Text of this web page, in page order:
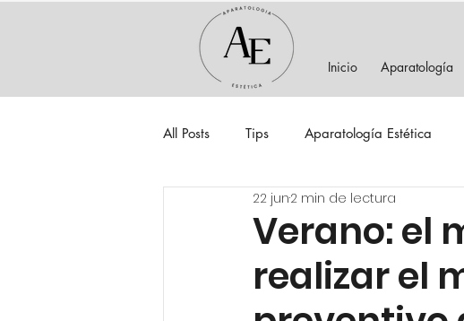
Inicio Aparatología
All Posts Tips Aparatología Estética
Verano: el
realizar el
22 jun2 min de lectura